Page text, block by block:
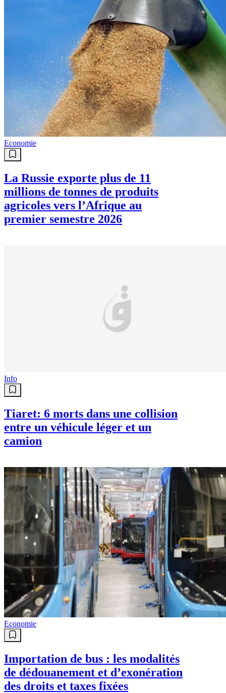
Economie
La Russie exporte plus de 11
millions de tonnes de produits
agricoles vers l’Afrique au
premier semestre 2026
Info
Tiaret: 6 morts dans une collision
entre un véhicule léger et un
camion
Economie
Importation de bus : les modalités
de dédouanement et d’exonération
des droits et taxes fixées